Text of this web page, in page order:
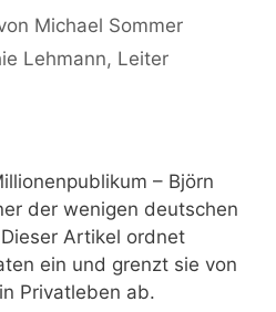
Michael Sommer
Lehmann, Leiter
– Björn
der wenigen deutschen
Artikel ordnet
ein und grenzt sie von
Privatleben ab.